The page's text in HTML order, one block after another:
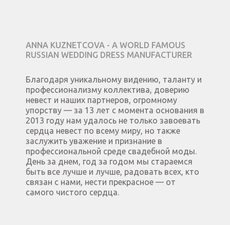
ANNA KUZNETCOVA - A WORLD FAMOUS
RUSSIAN WEDDING DRESS MANUFACTURER
Благодаря уникальному видению, таланту и
профессионализму коллектива, доверию
невест и наших партнеров, огромному
упорству — за 13 лет с момента основания в
2013 году нам удалось не только завоевать
сердца невест по всему миру, но также
заслужить уважение и признание в
профессиональной среде свадебной моды.
День за днем, год за годом мы стараемся
быть все лучше и лучше, радовать всех, кто
связан с нами, нести прекрасное — от
самого чистого сердца.